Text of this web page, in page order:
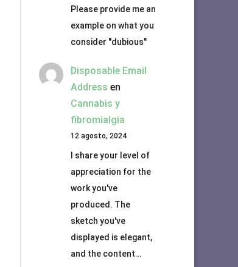
Please provide me an
example on what you
consider "dubious"
Disposable Email
Address en
Cannabis y
fibromialgia
12 agosto, 2024
I share your level of
appreciation for the
work you've
produced. The
sketch you've
displayed is elegant,
and the content…